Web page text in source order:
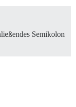
Semikolon